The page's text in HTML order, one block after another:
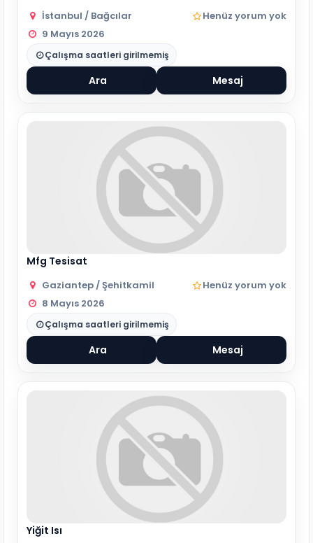
İstanbul / Bağcılar
Henüz yorum yok
9 Mayıs 2026
Çalışma saatleri girilmemiş
Ara Mesaj
Mfg Tesisat
Gaziantep / Şehitkamil
Henüz yorum yok
8 Mayıs 2026
Çalışma saatleri girilmemiş
Ara Mesaj
Yiğit Isı